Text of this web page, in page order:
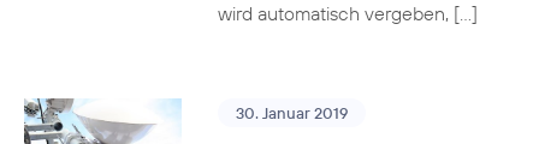
wird automatisch vergeben, […]
30. Januar 2019